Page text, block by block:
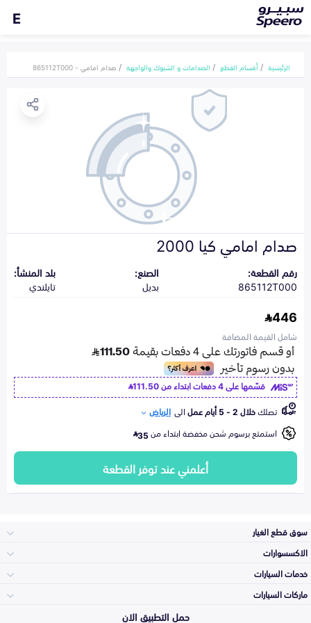
E
الرئيسية أقسام القطع الصدامات و الشبوك والواجهة صدام امامي - 865112T000
صدام امامي كيا 2000
رقم القطعة:
865112T000
الصنع:
بديل
بلد المنشأ:
تايلندي
446
شامل القيمة المضافة
قسّمها على 4 دفعات ابتداء من
111.50
تصلكخلال 2 - 5 أيام عمل الى الرياض
استمتع برسوم شحن مخفضة ابتداء من35
أعلمني عند توفر القطعة
سوق قطع الغيار
الاكسسوارات
خدمات السيارات
الأكثر مبيعاً
ماركات السيارات
حمل التطبيق الان